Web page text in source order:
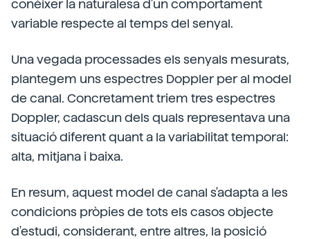
conèixer la naturalesa d'un comportament
variable respecte al temps del senyal.
Una vegada processades els senyals mesurats,
plantegem uns espectres Doppler per al model
de canal. Concretament triem tres espectres
Doppler, cadascun dels quals representava una
situació diferent quant a la variabilitat temporal:
alta, mitjana i baixa.
En resum, aquest model de canal s'adapta a les
condicions pròpies de tots els casos objecte
d'estudi, considerant, entre altres, la posició